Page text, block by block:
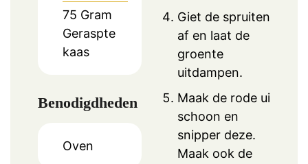
75 Gram
Geraspte
kaas
Benodigdheden
Oven
Giet de spruiten
af en laat de
groente
uitdampen.
Maak de rode ui
schoon en
snipper deze.
Maak ook de